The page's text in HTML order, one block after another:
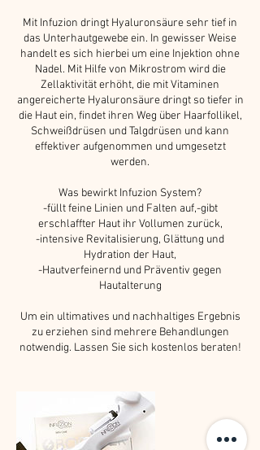
Mit Infuzion dringt Hyaluronsäure sehr tief in
das Unterhautgewebe ein. In gewisser Weise
handelt es sich hierbei um eine Injektion ohne
Nadel. Mit Hilfe von Mikrostrom wird die
Zellaktivität erhöht, die mit Vitaminen
angereicherte Hyaluronsäure dringt so tiefer in
die Haut ein, findet ihren Weg über Haarfollikel,
Schweißdrüsen und Talgdrüsen und kann
effektiver aufgenommen und umgesetzt
werden.
Was bewirkt Infuzion System?
-füllt feine Linien und Falten auf,-gibt
erschlaffter Haut ihr Vollumen zurück,
-intensive Revitalisierung, Glättung und
Hydration der Haut,
-Hautverfeinernd und Präventiv gegen
Hautalterung
Um ein ultimatives und nachhaltiges Ergebnis
zu erziehen sind mehrere Behandlungen
notwendig. Lassen Sie sich kostenlos beraten!